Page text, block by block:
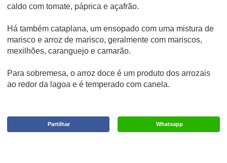
caldo com tomate, páprica e açafrão.
Há também cataplana, um ensopado com uma mistura de
marisco e arroz de marisco, geralmente com mariscos,
mexilhões, caranguejo e camarão.
Para sobremesa, o arroz doce é um produto dos arrozais
ao redor da lagoa e é temperado com canela.
Whatsapp
Partilhar